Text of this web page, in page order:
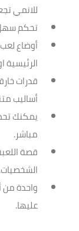
للانمي
تحكم سهل
أوضاع
الرئيسية
قدرات
أساليب
يمكنك
مباشر.
قصة
الشخصيات.
واحدة من
عليها.